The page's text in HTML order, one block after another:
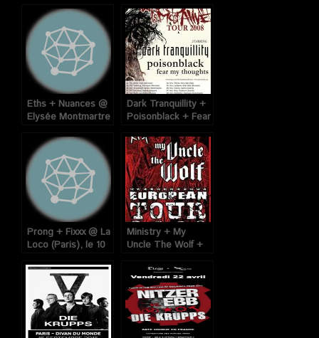
Eths + Nuances @
Elysée Montmartre
Octobre 2008.
Dark Tranquillity +
Poisonblack + Fear
Loco (Paris), le 28
Octobre 2008
Prong + Fixxx @ La
Loco (Paris), le 10
Ministry + My
Uncle The Wolf +
Bataclan / Elysée
Montmartre (Paris),
les 15 et 16 Juin
2008